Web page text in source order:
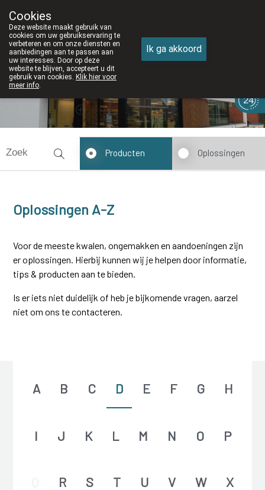
050/82 28 83
Oplossingen A-Z
Producten Oplossingen
Voor de meeste kwalen, ongemakken en aandoeningen zijn
er oplossingen. Hierbij kunnen wij je helpen door informatie,
tips & producten aan te bieden.
Is er iets niet duidelijk of heb je bijkomende vragen, aarzel
niet om ons te contacteren.
A B C D E F G H
I J K L M N O P
R S T U V W X
Cookies
Deze website maakt gebruik van
cookies om uw gebruikservaring te
verbeteren en om onze diensten en
aanbiedingen aan te passen aan
uw interesses. Door op deze
website te blijven, accepteert u dit
gebruik van cookies. Klik hier voor
meer info.
Ik ga akkoord